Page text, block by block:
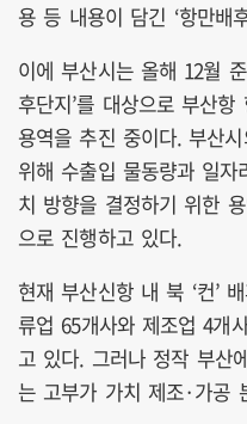
용 등 내용이 담긴 ‘항만배
이에 부산시는 올해 12월
후단지’를 대상으로 부산
용역을 추진 중이다. 부산
위해 수출입 물동량과 일
치 방향을 결정하기 위한
으로 진행하고 있다.
현재 부산신항 내 북 ‘컨’
류업 65개사와 제조업 4개
고 있다. 그러나 정작 부산
는 고부가 가치 제조·가공